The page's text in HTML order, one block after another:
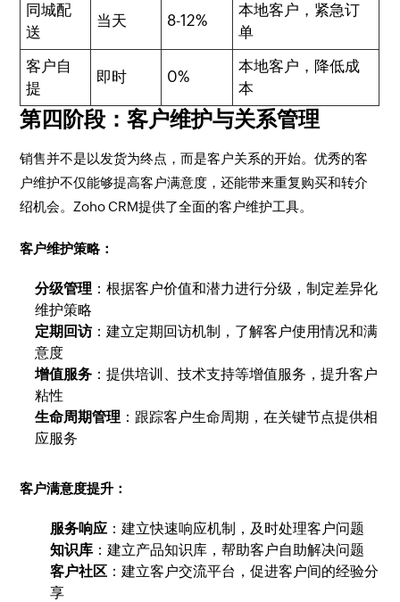
同城配
送
当天 8-12%
本地客户，紧急订
单
客户自
提
即时 0%
本地客户，降低成
本
第四阶段：客户维护与关系管理
销售并不是以发货为终点，而是客户关系的开始。优秀的客
户维护不仅能够提高客户满意度，还能带来重复购买和转介
绍机会。Zoho CRM提供了全面的客户维护工具。
客户维护策略：
分级管理 ：根据客户价值和潜力进行分级，制定差异化
维护策略
定期回访：建立定期回访机制，了解客户使用情况和满
意度
增值服务 ：提供培训、技术支持等增值服务，提升客户
粘性
生命周期管理 ：跟踪客户生命周期，在关键节点提供相
应服务
客户满意度提升：
服务响应 ：建立快速响应机制，及时处理客户问题
知识库 ：建立产品知识库，帮助客户自助解决问题
客户社区 ：建立客户交流平台，促进客户间的经验分
享